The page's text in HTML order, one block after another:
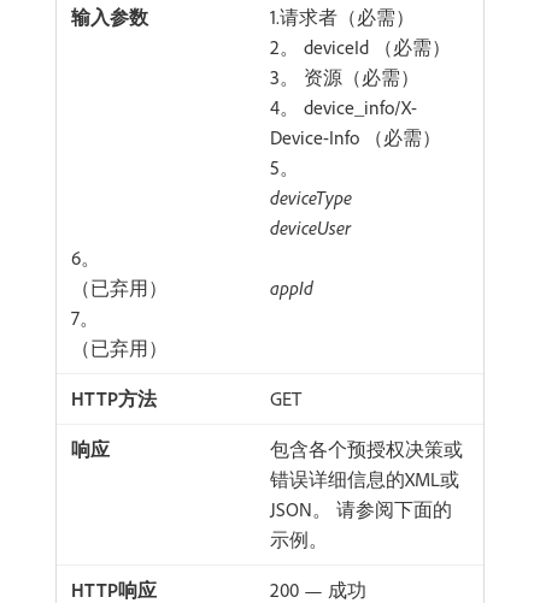
1.请求者（必需）
2。 deviceId （必需）
3。 资源（必需）
4。 device_info/X-
Device-Info （必需）
5。
deviceType
6。
deviceUser
（已弃用）
7。
appId
（已弃用）
GET
包含各个预授权决策或
错误详细信息的XML或
JSON。 请参阅下面的
示例。
200 — 成功